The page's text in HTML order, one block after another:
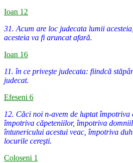
Ioan 12
31. Acum are loc judecata lumii
acesteia va fi aruncat afară.
Ioan 16
11. în ce priveşte judecata: fiindcă
judecat.
Efeseni 6
12. Căci noi n-avem de luptat
împotriva căpeteniilor, împotriva
întunericului acestui veac, împotriva
locurile cereşti.
Coloseni 1